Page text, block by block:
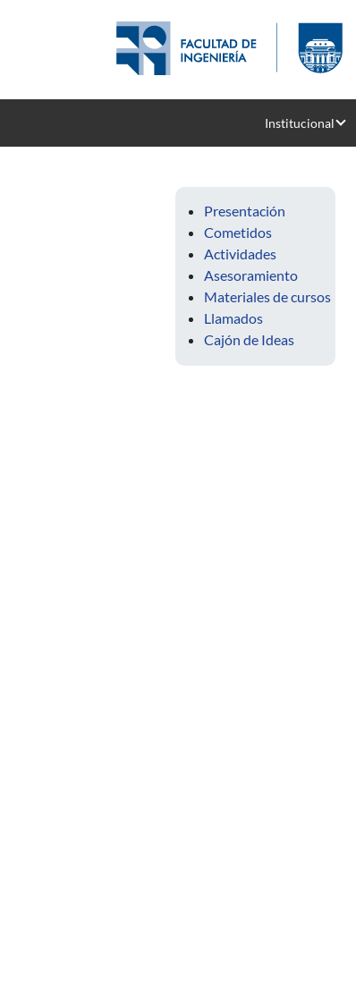
Institucional
Presentación
Cometidos
Actividades
Asesoramiento
Materiales de cursos
Llamados
Cajón de Ideas